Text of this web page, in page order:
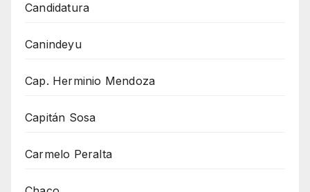
Candidatura
Canindeyu
Cap. Herminio Mendoza
Capitán Sosa
Carmelo Peralta